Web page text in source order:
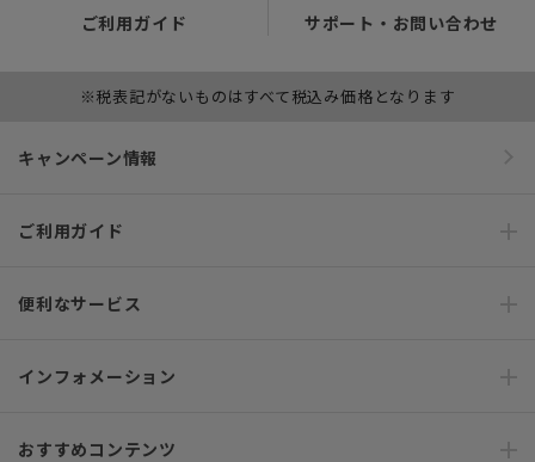
ご利用ガイド サポート・お問い合わせ
※税表記がないものはすべて税込み価格となります
キャンペーン情報
ご利用ガイド
便利なサービス
インフォメーション
おすすめコンテンツ